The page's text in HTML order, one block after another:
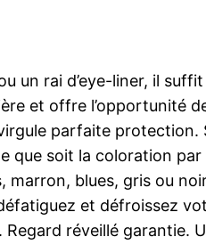
un rai d’eye-liner, il
et offre l’opportunité
parfaite protection.
que soit la coloration
blues, gris ou
et défroissez
réveillé garantie.